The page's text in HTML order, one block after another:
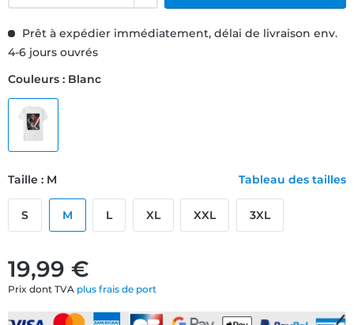
19,99 €
Prix dont TVA plus frais de port
Prêt à expédier immédiatement, délai de livraison env.
4-6 jours ouvrés
Couleurs : Blanc
Taille : M Tableau des tailles
S M L XL XXL 3XL